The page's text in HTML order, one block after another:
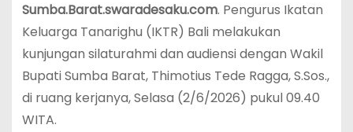
Sumba.Barat.swaradesaku.com. Pengurus Ikatan
Keluarga Tanarighu (IKTR) Bali melakukan
kunjungan silaturahmi dan audiensi dengan Wakil
Bupati Sumba Barat, Thimotius Tede Ragga, S.Sos.,
di ruang kerjanya, Selasa (2/6/2026) pukul 09.40
WITA.